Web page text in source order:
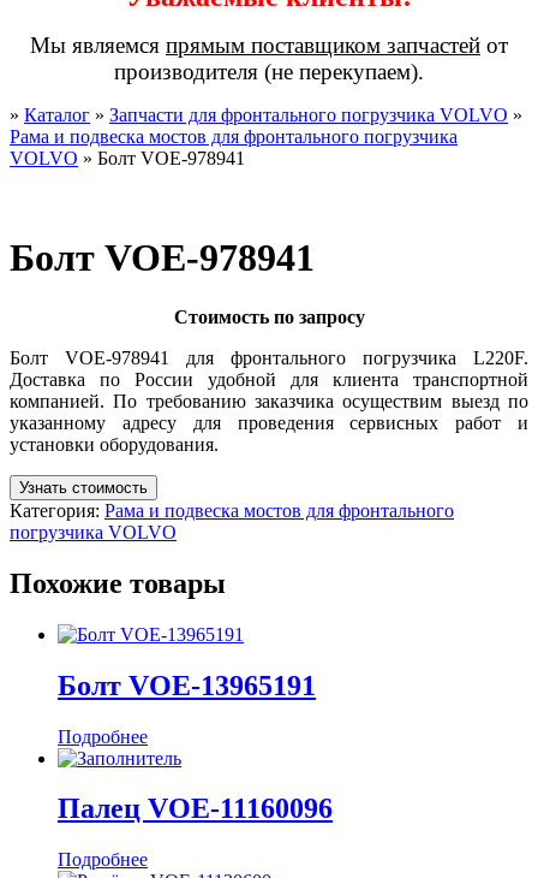
Мы являемся прямым поставщиком запчастей от
производителя (не перекупаем).
» Каталог » Запчасти для фронтального погрузчика VOLVO »
Рама и подвеска мостов для фронтального погрузчика
VOLVO » Болт VOE-978941
Болт VOE-978941
Стоимость по запросу
Болт VOE-978941 для фронтального погрузчика L220F.
Доставка по России удобной для клиента транспортной
компанией. По требованию заказчика осуществим выезд по
указанному адресу для проведения сервисных работ и
установки оборудования.
Узнать стоимость
Категория: Рама и подвеска мостов для фронтального
погрузчика VOLVO
Похожие товары
Болт VOE-13965191
Подробнее
Палец VOE-11160096
Подробнее